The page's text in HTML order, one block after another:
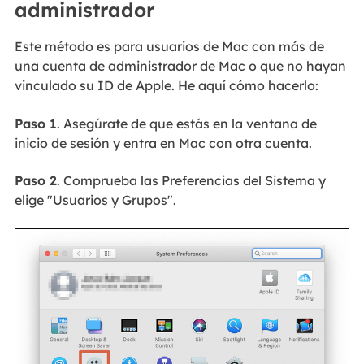
administrador
Este método es para usuarios de Mac con más de
una cuenta de administrador de Mac o que no hayan
vinculado su ID de Apple. He aquí cómo hacerlo:
Paso 1. Asegúrate de que estás en la ventana de
inicio de sesión y entra en Mac con otra cuenta.
Paso 2. Comprueba las Preferencias del Sistema y
elige "Usuarios y Grupos".